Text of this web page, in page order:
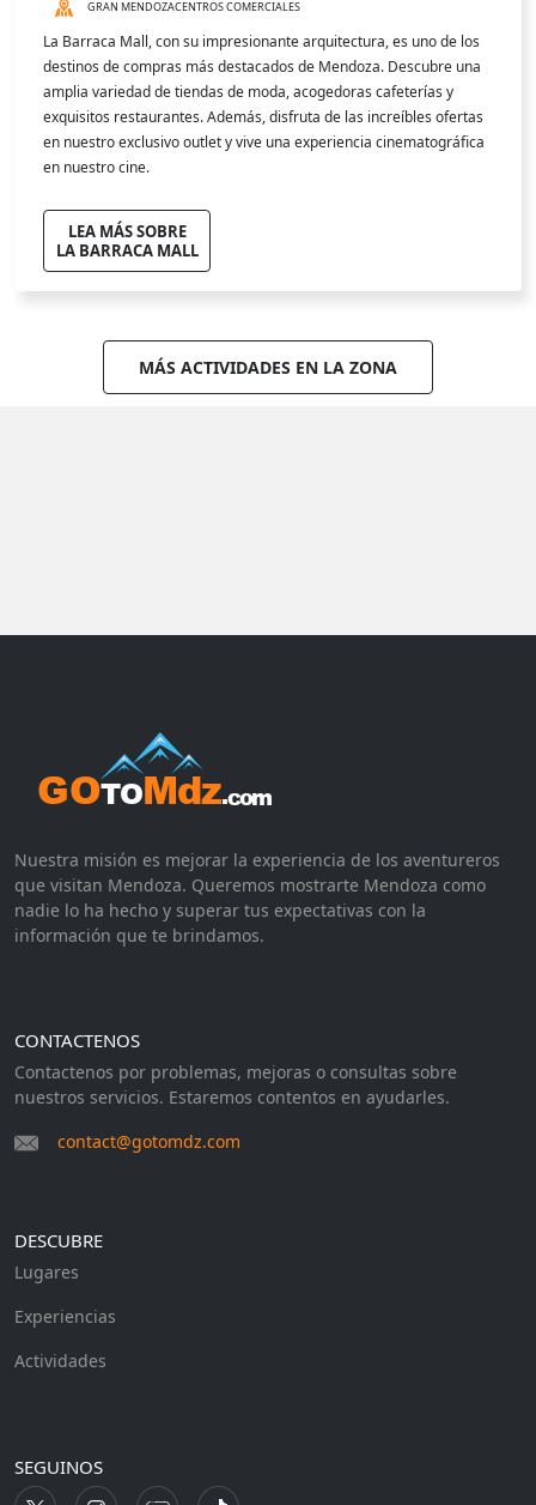
GRAN MENDOZACENTROS COMERCIALES
La Barraca Mall, con su impresionante arquitectura, es uno de los
destinos de compras más destacados de Mendoza. Descubre una
amplia variedad de tiendas de moda, acogedoras cafeterías y
exquisitos restaurantes. Además, disfruta de las increíbles ofertas
en nuestro exclusivo outlet y vive una experiencia cinematográfica
en nuestro cine.
LEA MÁS SOBRE
LA BARRACA MALL
MÁS ACTIVIDADES EN LA ZONA
Nuestra misión es mejorar la experiencia de los aventureros
que visitan Mendoza. Queremos mostrarte Mendoza como
nadie lo ha hecho y superar tus expectativas con la
información que te brindamos.
CONTACTENOS
Contactenos por problemas, mejoras o consultas sobre
nuestros servicios. Estaremos contentos en ayudarles.
contact@gotomdz.com
DESCUBRE
Lugares
Experiencias
Actividades
SEGUINOS